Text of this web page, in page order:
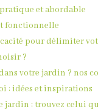
et abordable
fonctionnelle
pour délimiter
?
votre jardin ? nos
: idées et inspirations
jardin : trouvez celui